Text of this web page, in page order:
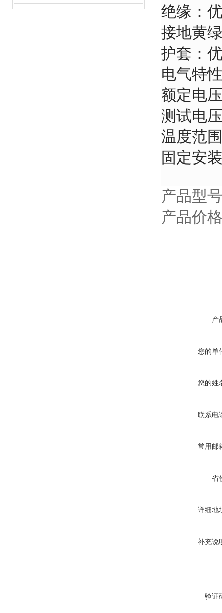
绝缘：
接地黄
护套：
电气特
额定电
测试电
温度范
固定安
产品型
产品价
产
您的单
您的姓
联系电
常用邮
省
详细地
补充说
验证